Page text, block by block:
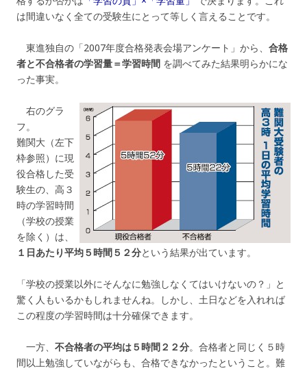
は間違いなく全ての受験生にとって等しく言えることです。
東進独自の「2007年度合格発表会場アンケート」から、 合格
者と不合格者の学習量＝学習時間 を調べてみた結果明らかにな
った事実。
右のグラ
フ。
難関大（左下
枠参照）に現
役合格した受
験生の、高３
時の学習時間
（学校の授業
を除く）は、
１日あたり平均５時間５２分という結果が出ています。
「学校の授業以外にそんなに勉強しなくてはいけないの？」と
驚く人もいるかもしれませんね。しかし、土日などを入れれば
この程度の学習時間は十分確保できます。
一方、 不合格者の平均は５時間２２分。合格者と同じく５時
間以上勉強していながらも、合格できなかったということ。難